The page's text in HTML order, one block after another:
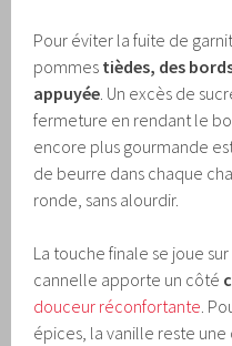
Pour éviter la fuite de
pommes tièdes, des
appuyée. Un excès de
fermeture en rendant le
encore plus gourmande
de beurre dans chaque
ronde, sans alourdir.
La touche finale se joue
cannelle apporte un côté
douceur réconfortante.
épices, la vanille reste